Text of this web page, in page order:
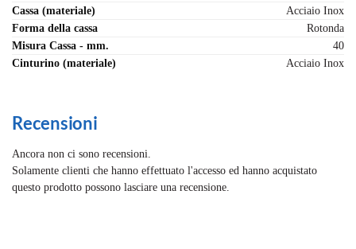
Cassa (materiale)
Acciaio Inox
Forma della cassa
Rotonda
Misura Cassa - mm.
40
Cinturino (materiale)
Acciaio Inox
Recensioni
Ancora non ci sono recensioni.
Solamente clienti che hanno effettuato l'accesso ed hanno acquistato
questo prodotto possono lasciare una recensione.